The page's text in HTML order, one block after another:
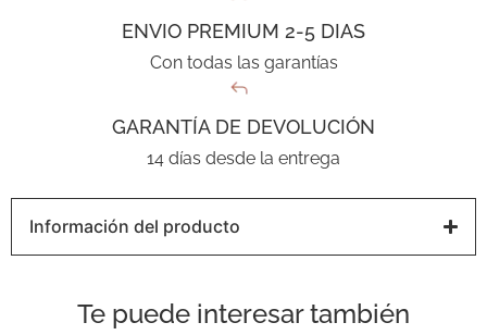
ENVIO PREMIUM 2-5 DIAS
Con todas las garantías
GARANTÍA DE DEVOLUCIÓN
14 días desde la entrega
Información del producto
Te puede interesar también